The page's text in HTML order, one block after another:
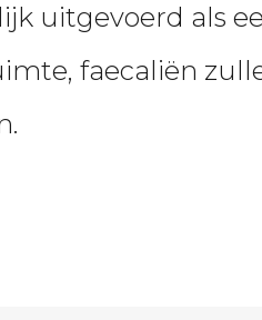
uitgevoerd als
faecaliën